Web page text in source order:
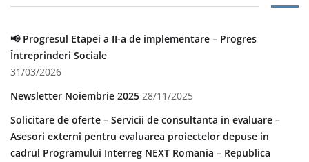
📢 Progresul Etapei a II-a de implementare – Progres
Întreprinderi Sociale
31/03/2026
Newsletter Noiembrie 2025 28/11/2025
Solicitare de oferte – Servicii de consultanta in evaluare –
Asesori externi pentru evaluarea proiectelor depuse in
cadrul Programului Interreg NEXT Romania – Republica